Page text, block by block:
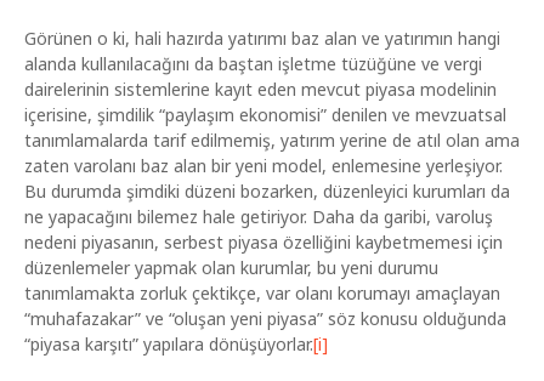
Görünen o ki, hali hazırda yatırımı baz alan ve yatırımın hangi
alanda kullanılacağını da baştan işletme tüzüğüne ve vergi
dairelerinin sistemlerine kayıt eden mevcut piyasa modelinin
içerisine, şimdilik “paylaşım ekonomisi” denilen ve mevzuatsal
tanımlamalarda tarif edilmemiş, yatırım yerine de atıl olan ama
zaten varolanı baz alan bir yeni model, enlemesine yerleşiyor.
Bu durumda şimdiki düzeni bozarken, düzenleyici kurumları da
ne yapacağını bilemez hale getiriyor. Daha da garibi, varoluş
nedeni piyasanın, serbest piyasa özelliğini kaybetmemesi için
düzenlemeler yapmak olan kurumlar, bu yeni durumu
tanımlamakta zorluk çektikçe, var olanı korumayı amaçlayan
“muhafazakar” ve “oluşan yeni piyasa” söz konusu olduğunda
“piyasa karşıtı” yapılara dönüşüyorlar.[i]